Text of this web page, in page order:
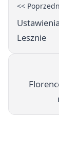
<<
Lesznie